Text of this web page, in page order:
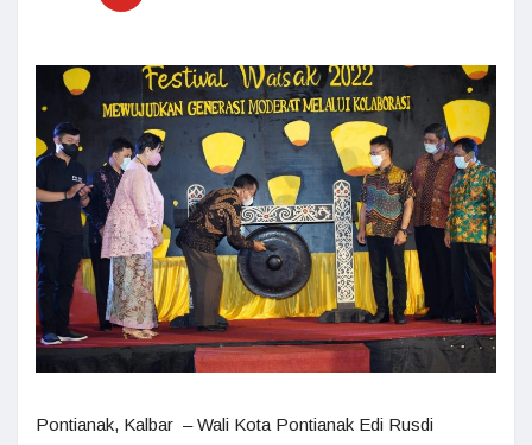
Pontianak, Kalbar – Wali Kota Pontianak Edi Rusdi